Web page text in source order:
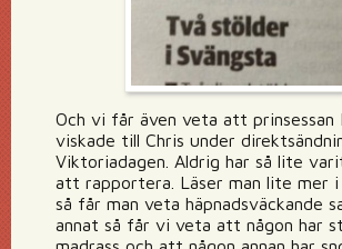
Och vi får även veta att prinsessan
viskade till Chris under
Viktoriadagen. Aldrig har så lite
att rapportera. Läser man lite mer i
så får man veta häpnadsväckande
annat så får vi veta att någon har